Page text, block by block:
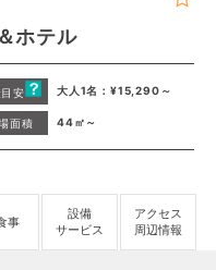
ホテル
安 大人1名：¥15,290～
面積 44㎡～
事
設備
サービス
アクセス
周辺情報